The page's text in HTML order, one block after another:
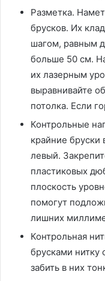
Разметка.
брусков. Их
шагом, равным
больше 50 см.
их лазерным
выравнивайте
потолка. Если
Контрольные
крайние
левый.
пластиковых
плоскость
помогут
лишних
Контрольная
брусками нитку
забить в них